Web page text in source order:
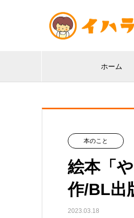
ホーム
本のこと
絵本「
作/BL出
2023.03.18